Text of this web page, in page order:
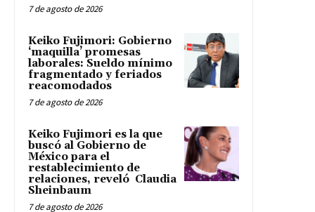
7 de agosto de 2026
Keiko Fujimori: Gobierno
‘maquilla’ promesas
laborales: Sueldo mínimo
fragmentado y feriados
reacomodados
7 de agosto de 2026
Keiko Fujimori es la que
buscó al Gobierno de
México para el
restablecimiento de
relaciones, reveló Claudia
Sheinbaum
7 de agosto de 2026